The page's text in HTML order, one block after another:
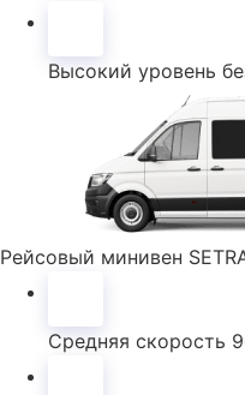
Высокий уровень
Рейсовый минивен
Средняя скорость